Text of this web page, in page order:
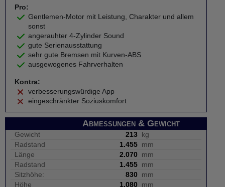
Pro:
Gentlemen-Motor mit Leistung, Charakter und allem
sonst
angerauhter 4-Zylinder Sound
gute Serienausstattung
sehr gute Bremsen mit Kurven-ABS
ausgewogenes Fahrverhalten
Kontra:
verbesserungswürdige App
eingeschränkter Soziuskomfort
Abmessungen & Gewicht
Gewicht 213
kg
Radstand
1.455 mm
Länge
2.070
mm
Radstand
1.455 mm
Sitzhöhe:
830
mm
Höhe
1.080 mm